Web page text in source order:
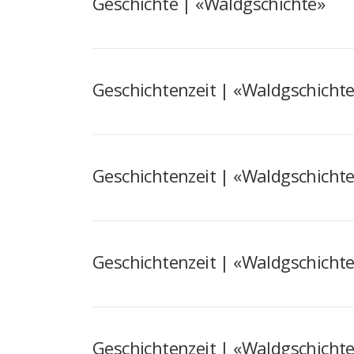
Geschichtenzeit |
Geschichtenzeit |
Geschichtenzeit |
Geschichtenzeit |